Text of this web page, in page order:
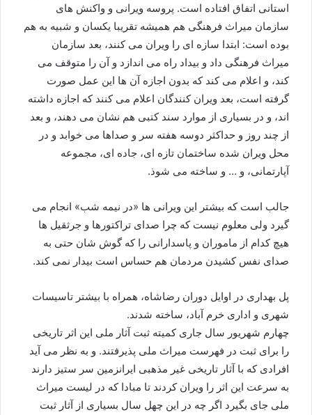
استانی اتفاق افتاده است. پروسه ویرانی و واکنش های
سازمان میراث فرهنگی هم همیشه تقریبا یکسان و شبیه به هم
بوده است: ابتدا سازه ای را ویران می کنند، بعد سازمان
میراث فرهنگی داد و بیداد راه می اندازد و آن را متوقف می
کند، و اعلام می کند که بدون اجازه آن ها این عمل صورت
گرفته است، بعد ویران کنندگان اعلام می کنند که اجازه داشته
اند، و در بسیاری از موارد سند کتبی هم نشان می دهند، و بعد
از چند روز و حداکثر دوسه هفته سر و صداها می خوابد و در
محل ویران شده ساختمان تازه ای، جاده ای، مجموعه
آپارتمانی، و … و ساخته می شوذ.
جالب است که بیشتر این ویرانی ها «در نیمه شب» انجام می
گیرد ولی معلوم نیست که چرا صدای تراکتورها و جرثقیل ها
هیچ کدام از ماموران و پاسدارانی را که گوش شان حتی به
صدای نفس کشیدن مردمان هم حساس است بیدار نمی کند.
پل بهداری در اوایل دوران رضاشاه، همراه با بیشتر تاسیسات
شهری و اداری خرم آباد، ساخته شدند.
چهارم شهریور سال جاری کمیته ثبت آثار ملی این اثر تاریخی
را برای ثبت در فهرست میراث ملی پذیرفتند. و به نظر می آید
افرادی که با آثار تاریخی غیر مذهبی ایرانزمین سر ستیز دارند
به سرعت این اثر را ویران کردند تا مبادا که در لیست میراث
ملی جای بگیرد اگر چه در این چهل سال بسیاری از آثار ثبت